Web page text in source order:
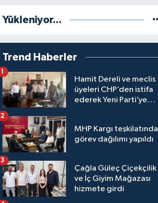
Yükleniyor...
Trend Haberler
Hamit Dereli ve meclis
üyeleri CHP’den istifa
ederek Yeni Parti’ye
1
MHP Kargı teşkilatında
görev dağılımı yapıldı
2
Çağla Güleç Çiçekçilik
ve İç Giyim Mağazası
hizmete girdi
3